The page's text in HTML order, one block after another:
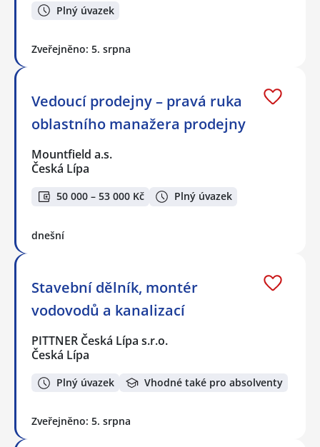
Plný úvazek
Zveřejněno: 5. srpna
Vedoucí prodejny – pravá ruka
oblastního manažera prodejny
Mountfield a.s.
Česká Lípa
50 000 – 53 000 Kč Plný úvazek
dnešní
Stavební dělník, montér
vodovodů a kanalizací
PITTNER Česká Lípa s.r.o.
Česká Lípa
Plný úvazek Vhodné také pro absolventy
Zveřejněno: 5. srpna